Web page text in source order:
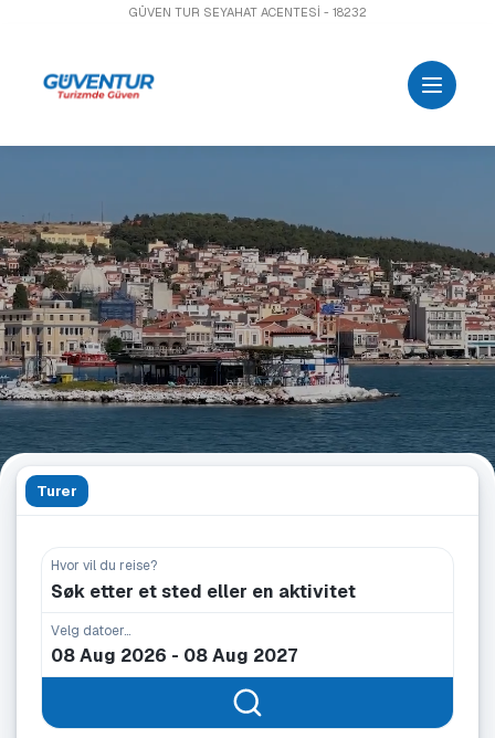
GÜVEN TUR SEYAHAT ACENTESİ - 18232
Turer
Hvor vil du reise?
Søk etter et sted eller en aktivitet
Velg datoer...